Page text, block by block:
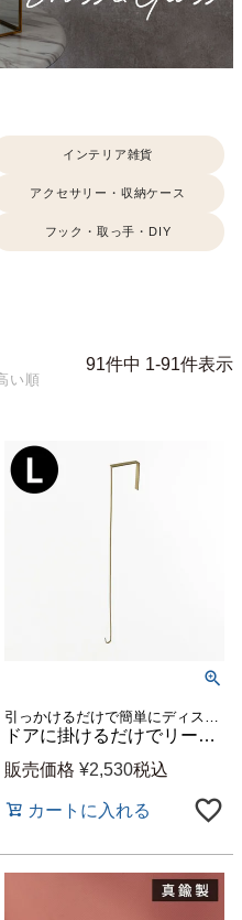
インテリア雑貨
アクセサリー・収納ケース
フック・取っ手・DIY
い順
91件中 1-91件表示
ドアに掛けるだけでリースが飾れる BRASSのフック（L）[94820]
販売価格 ¥2,530税込
カートに入れる